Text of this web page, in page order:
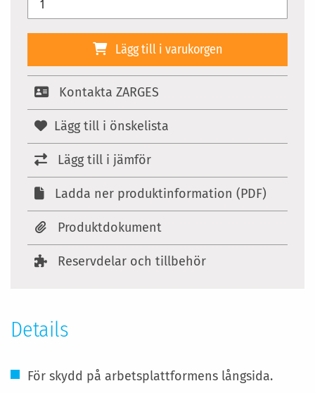
Lägg till i varukorgen
Kontakta ZARGES
Lägg till i önskelista
Lägg till i jämför
Ladda ner produktinformation (PDF)
Produktdokument
Reservdelar och tillbehör
Details
För skydd på arbetsplattformens långsida.